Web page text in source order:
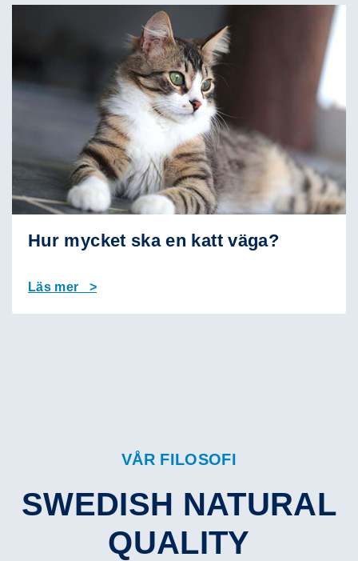
Hur mycket ska en katt väga?
Läs mer >
VÅR FILOSOFI
SWEDISH NATURAL
QUALITY